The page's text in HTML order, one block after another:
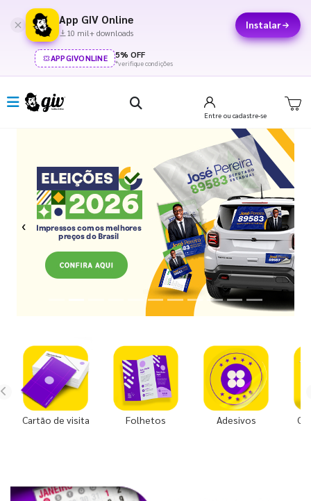
App GIV Online
10 mil+ downloads
Instalar
APPGIVONLINE 5% OFF
*verifique condições
Entre ou cadastre-se
Previous Next
Cartão de visita Folhetos Adesivos